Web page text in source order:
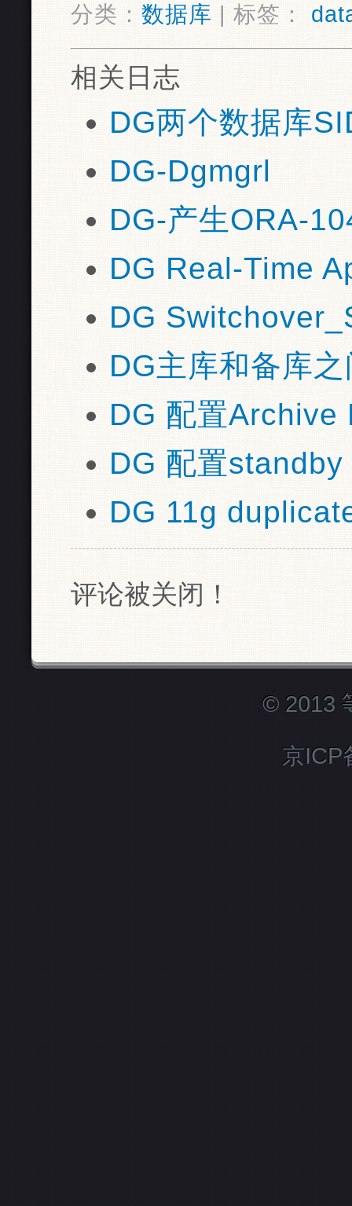
分类： 数据库 | 标签：
相关日志
DG两个数据库
DG-Dgmgrl
DG-产生ORA-
DG Real-Time
DG
DG主库和备库
DG 配置Archive
DG 配置
DG 11g
评论被关闭！
© 2013
京ICP